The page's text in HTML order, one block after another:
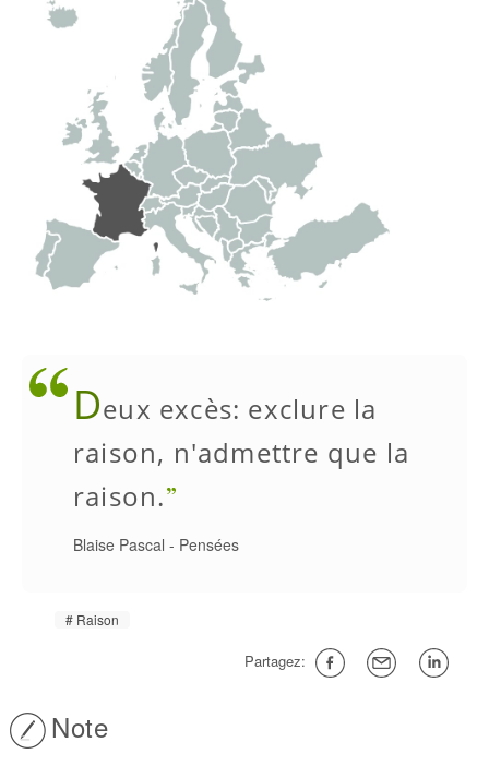
Deux excès: exclure la
raison, n'admettre que la
raison.
Blaise Pascal - Pensées
Raison
Partagez:
Note